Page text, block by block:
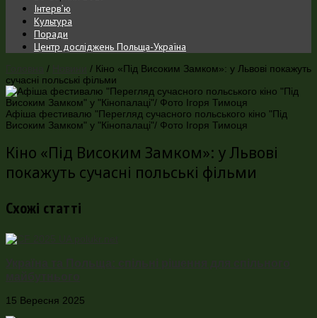
Інтерв’ю
Культура
Поради
Центр досліджень Польща-Україна
/ / Кіно «Під Високим Замком»: у Львові покажуть
сучасні польські фільми
Афіша фестивалю "Перегляд сучасного польського кіно "Під
Високим Замком" у "Кінопалаці"/ Фото Ігоря Тимоця
Кіно «Під Високим Замком»: у Львові
покажуть сучасні польські фільми
Схожі статті
15 Вересня 2025